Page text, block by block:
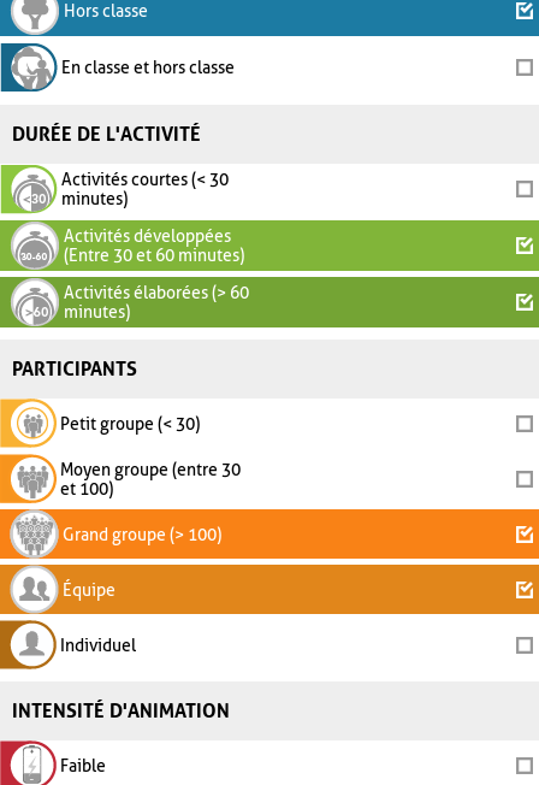
Hors classe
En classe et hors classe
DURÉE DE L'ACTIVITÉ
Activités courtes (< 30
minutes)
Activités développées
(Entre 30 et 60 minutes)
Activités élaborées (> 60
minutes)
PARTICIPANTS
Petit groupe (< 30)
Moyen groupe (entre 30
et 100)
Grand groupe (> 100)
Équipe
Individuel
INTENSITÉ D'ANIMATION
Faible